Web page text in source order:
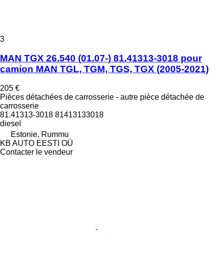
3
MAN TGX 26.540 (01.07-) 81.41313-3018 pour
camion MAN TGL, TGM, TGS, TGX (2005-2021)
205 €
Pièces détachées de carrosserie - autre pièce détachée de
carrosserie
81.41313-3018 81413133018
diesel
Estonie, Rummu
KB AUTO EESTI OÜ
Contacter le vendeur